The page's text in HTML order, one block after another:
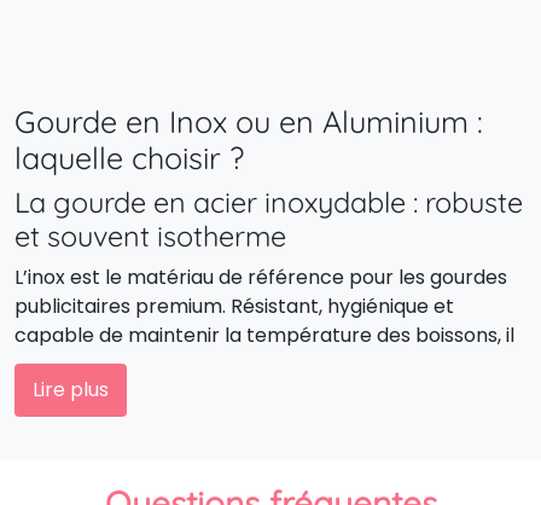
Gourde en Inox ou en Aluminium :
laquelle choisir ?
La gourde en acier inoxydable : robuste
et souvent isotherme
L’inox est le matériau de référence pour les gourdes
publicitaires premium. Résistant, hygiénique et
capable de maintenir la température des boissons, il
allie fonctionnalité et raffinement. C’est le choix
privilégié pour les entreprises souhaitant offrir un
cadeau d’affaires durable et haut de gamme.
Lire plus